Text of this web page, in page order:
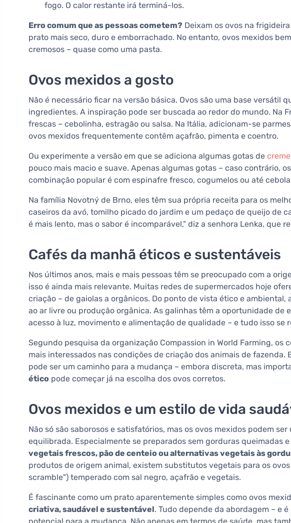
fogo. O calor restante irá terminá-los.
Erro comum que as pessoas cometem? Deixam os ovos na
prato mais seco, duro e emborrachado. No entanto, ovos mexidos
cremosos – quase como uma pasta.
Ovos mexidos a gosto
Não é necessário ficar na versão básica. Ovos são uma base versátil
ingredientes. A inspiração pode ser buscada ao redor do mundo. Na
frescas – cebolinha, estragão ou salsa. Na Itália, adicionam-se
ovos mexidos frequentemente contêm açafrão, pimenta e coentro.
Ou experimente a versão em que se adiciona algumas gotas de creme
pouco mais macio e suave. Apenas algumas gotas – caso contrário,
combinação popular é com espinafre fresco, cogumelos ou até
Na família Novotný de Brno, eles têm sua própria receita para os
caseiros da avó, tomilho picado do jardim e um pedaço de queijo de
é mais lento, mas o sabor é incomparável," diz a senhora Lenka, que
Cafés da manhã éticos e sustentáveis
Nos últimos anos, mais e mais pessoas têm se preocupado com a
isso é ainda mais relevante. Muitas redes de supermercados hoje
criação – de gaiolas a orgânicos. Do ponto de vista ético e ambiental,
ao ar livre ou produção orgânica. As galinhas têm a oportunidade de
acesso à luz, movimento e alimentação de qualidade – e tudo isso se
Segundo pesquisa da organização Compassion in World Farming, os
mais interessados nas condições de criação dos animais de fazenda.
pode ser um caminho para a mudança – embora discreta, mas
ético pode começar já na escolha dos ovos corretos.
Ovos mexidos e um estilo de vida
Não só são saborosos e satisfatórios, mas os ovos mexidos podem
equilibrada. Especialmente se preparados sem gorduras queimadas
vegetais frescos, pão de centeio ou alternativas vegetais às
produtos de origem animal, existem substitutos vegetais para os ovos
scramble") temperado com sal negro, açafrão e vegetais.
É fascinante como um prato aparentemente simples como ovos
criativa, saudável e sustentável. Tudo depende da abordagem – e